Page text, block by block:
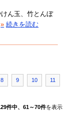
ん玉、竹とんぼ
» 続きを読む
8 9 10 11
件中、61～70件を表示